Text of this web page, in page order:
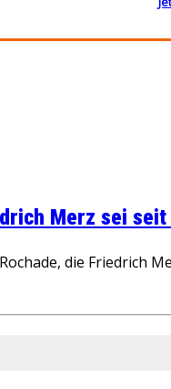
Merz sei
die Friedrich